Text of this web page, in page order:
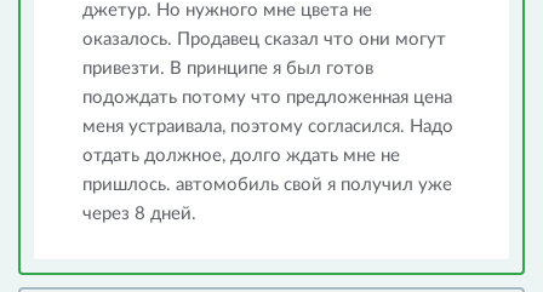
джетур. Но нужного мне цвета не
оказалось. Продавец сказал что они могут
привезти. В принципе я был готов
подождать потому что предложенная цена
меня устраивала, поэтому согласился. Надо
отдать должное, долго ждать мне не
пришлось. автомобиль свой я получил уже
через 8 дней.